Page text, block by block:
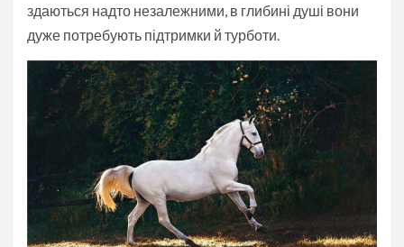
здаються надто незалежними, в глибині душі вони
дуже потребують підтримки й турботи.